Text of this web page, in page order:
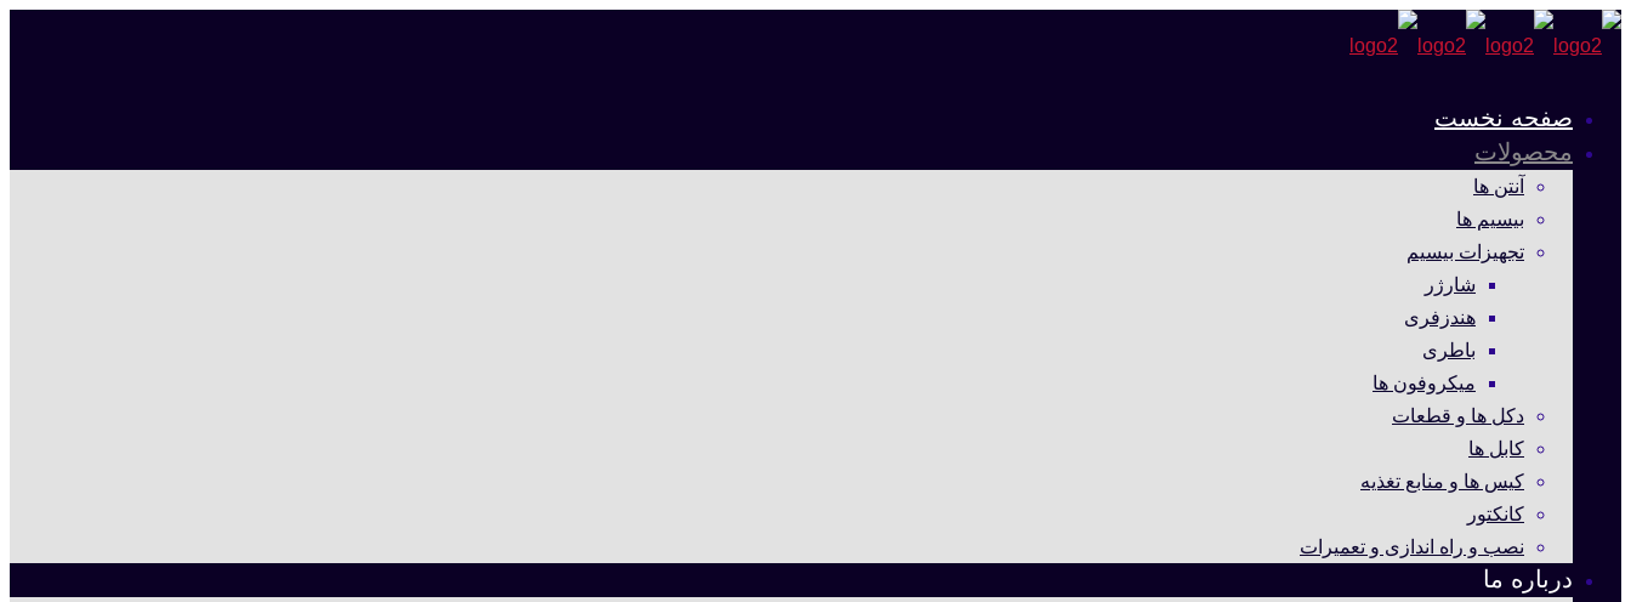
صفحه نخست
محصولات
آنتن ها
بیسیم ها
تجهیزات بیسیم
شارژر
هندزفری
باطری
میکروفون ها
دکل ها و قطعات
کابل ها
کیس ها و منابع تغذیه
کانکتور
نصب و راه اندازی و تعمیرات
درباره ما